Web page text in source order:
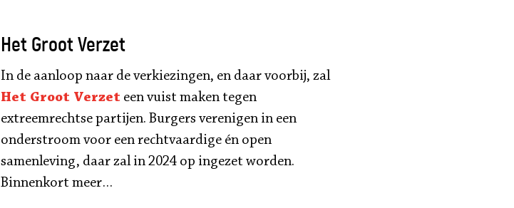
Het Groot Verzet
In de aanloop naar de verkiezingen, en daar voorbij, zal
Het Groot Verzet een vuist maken tegen
extreemrechtse partijen. Burgers verenigen in een
onderstroom voor een rechtvaardige én open
samenleving, daar zal in 2024 op ingezet worden.
Binnenkort meer…